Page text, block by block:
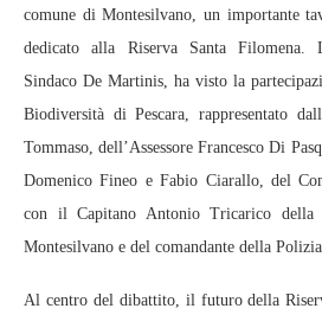
comune di Montesilvano, un importante
dedicato alla Riserva Santa Filomena.
Sindaco De Martinis, ha visto la
Biodiversità di Pescara, rappresentato
Tommaso, dell’Assessore Francesco Di
Domenico Fineo e Fabio Ciarallo, del
con il Capitano Antonio Tricarico della
Montesilvano e del comandante della
Al centro del dibattito, il futuro della